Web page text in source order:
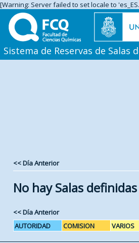
[Warning: Server failed to set locale to
Sistema de Reservas de Salas
<< Día Anterior
No hay Salas
<< Día Anterior
AUTORIDAD
COMISION VARIOS